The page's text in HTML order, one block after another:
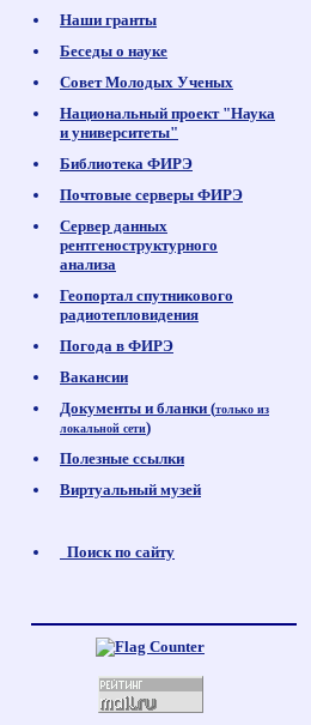
Наши гранты
Беседы о науке
Совет Молодых Ученых
Национальный проект "Наука
и университеты"
Библиотека ФИРЭ
Почтовые серверы ФИРЭ
Сервер данных
рентгеноструктурного
анализа
Геопортал спутникового
радиотепловидения
Погода в ФИРЭ
Вакансии
Документы и бланки (только из
локальной сети)
Полезные ссылки
Виртуальный музей
Поиск по сайту